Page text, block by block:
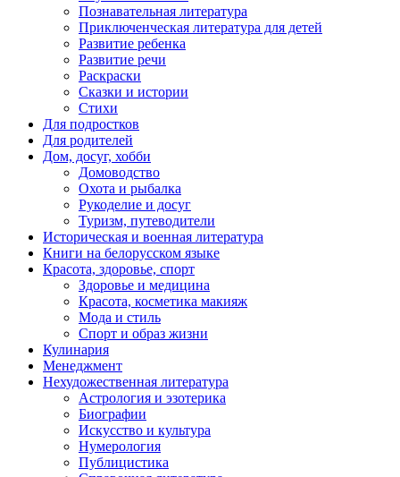
Познавательная литература
Приключенческая литература для детей
Развитие ребенка
Развитие речи
Раскраски
Сказки и истории
Стихи
Для подростков
Для родителей
Дом, досуг, хобби
Домоводство
Охота и рыбалка
Рукоделие и досуг
Туризм, путеводители
Историческая и военная литература
Книги на белорусском языке
Красота, здоровье, спорт
Здоровье и медицина
Красота, косметика макияж
Мода и стиль
Спорт и образ жизни
Кулинария
Менеджмент
Нехудожественная литература
Астрология и эзотерика
Биографии
Искусство и культура
Нумерология
Публицистика